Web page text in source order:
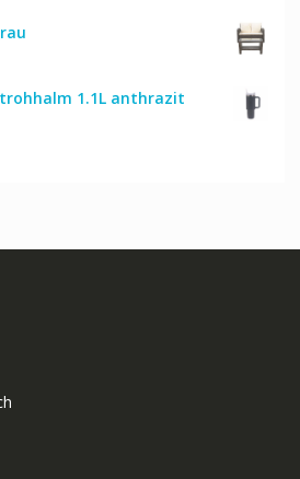
1.1L anthrazit